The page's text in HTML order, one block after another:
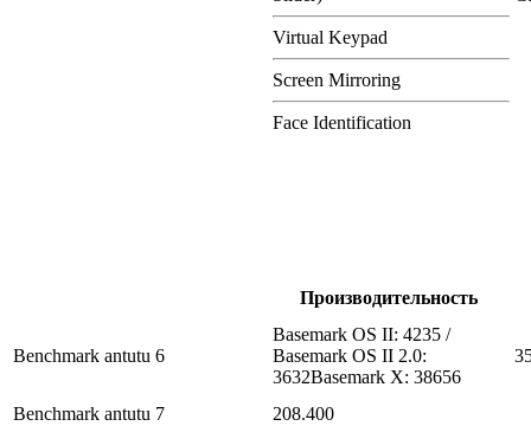
Virtual Keypad
Screen Mirroring
Face Identification
Производительность
Benchmark antutu 6
Basemark OS II: 4235 /
Basemark OS II 2.0:
3632Basemark X: 38656
Benchmark antutu 7
208.400